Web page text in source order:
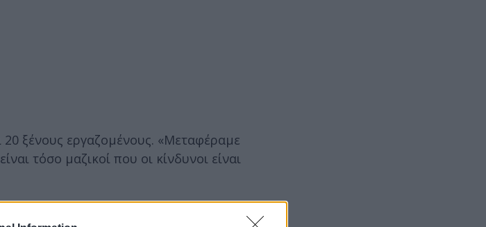
20 ξένους εργαζομένους. «Μεταφέραμε
τόσο μαζικοί που οι κίνδυνοι είναι
ελέγχεται από τη Χαμάς από το 2007,